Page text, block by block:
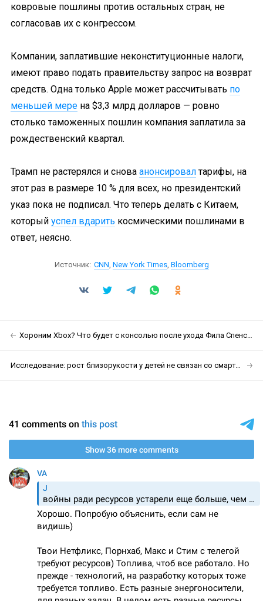
ковровые пошлины против остальных стран, не
согласовав их с конгрессом.
Компании, заплатившие неконституционные налоги,
имеют право подать правительству запрос на возврат
средств. Одна только Apple может рассчитывать по
меньшей мере на $3,3 млрд долларов — ровно
столько таможенных пошлин компания заплатила за
рождественский квартал.
Трамп не растерялся и снова анонсировалтарифы, на
этот раз в размере 10 % для всех, но президентский
указ пока не подписал. Что теперь делать с Китаем,
который успел вдарить космическими пошлинами в
ответ, неясно.
Источник: CNN, New York Times, Bloomberg
Хороним Xbox? Что будет с консолью после ухода Фила Спенсера
Исследование: рост близорукости у детей не связан со смартфонами напрямую